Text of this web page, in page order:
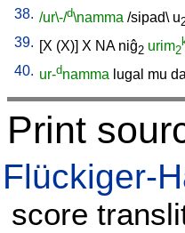
38. /ur\-/d\namma /sipad\ u
39. [X (X)] X NA niĝ2 urim2
40. ur-dnamma lugal mu
Print
Flückiger-
score